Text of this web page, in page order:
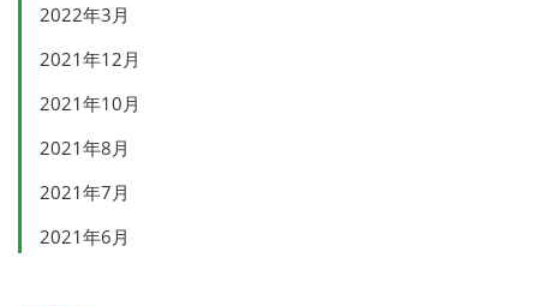
2022年3月
2021年12月
2021年10月
2021年8月
2021年7月
2021年6月